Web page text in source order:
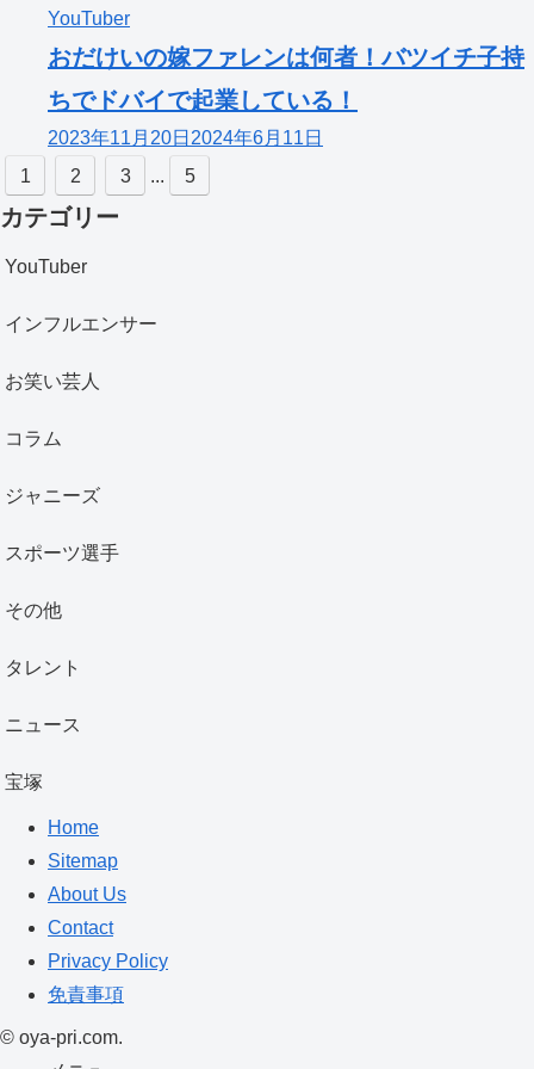
YouTuber
おだけいの嫁ファレンは何者！バツイチ子持
ちでドバイで起業している！
2023年11月20日 2024年6月11日
1
2 3 ... 5
カテゴリー
YouTuber
インフルエンサー
お笑い芸人
コラム
ジャニーズ
スポーツ選手
その他
タレント
ニュース
宝塚
Home
Sitemap
About Us
Contact
Privacy Policy
免責事項
© oya-pri.com.